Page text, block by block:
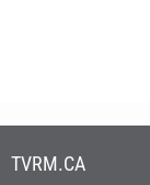
TVRM.CA